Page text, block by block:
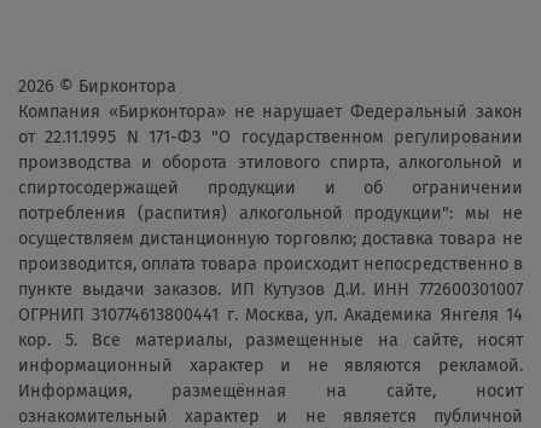
2026 © Бирконтора
Компания «Бирконтора» не нарушает Федеральный закон
от 22.11.1995 N 171-ФЗ "О государственном регулировании
производства и оборота этилового спирта, алкогольной и
спиртосодержащей продукции и об ограничении
потребления (распития) алкогольной продукции": мы не
осуществляем дистанционную торговлю; доставка товара не
производится, оплата товара происходит непосредственно в
пункте выдачи заказов. ИП Кутузов Д.И. ИНН 772600301007
ОГРНИП 310774613800441 г. Москва, ул. Академика Янгеля 14
кор. 5. Все материалы, размещенные на сайте, носят
информационный характер и не являются рекламой.
Информация, размещённая на сайте, носит
ознакомительный характер и не является публичной